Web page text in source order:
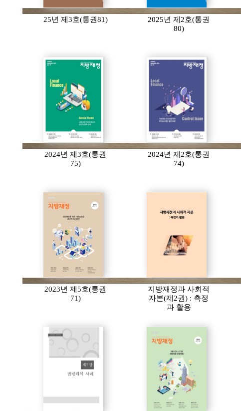
25년 제3호(통권81)
2025년 제2호(통권
80)
2024년 제3호(통권
75)
2024년 제2호(통권
74)
2023년 제5호(통권
71)
지방재정과 사회적
자본(제2권) : 측정
과 활용